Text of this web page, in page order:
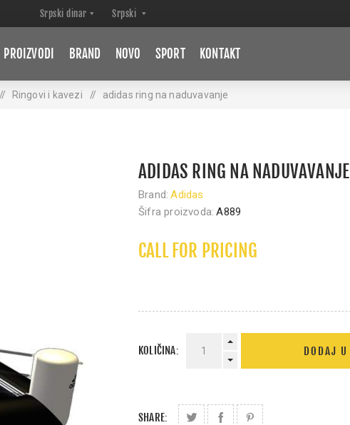
PROIZVODI BRAND NOVO SPORT KONTAKT
/ Ringovi i kavezi / adidas ring na naduvavanje
ADIDAS RING NA NADUVAVANJE
Brand: Adidas
Šifra proizvoda: A889
CALL FOR PRICING
KOLIČINA:
SHARE: